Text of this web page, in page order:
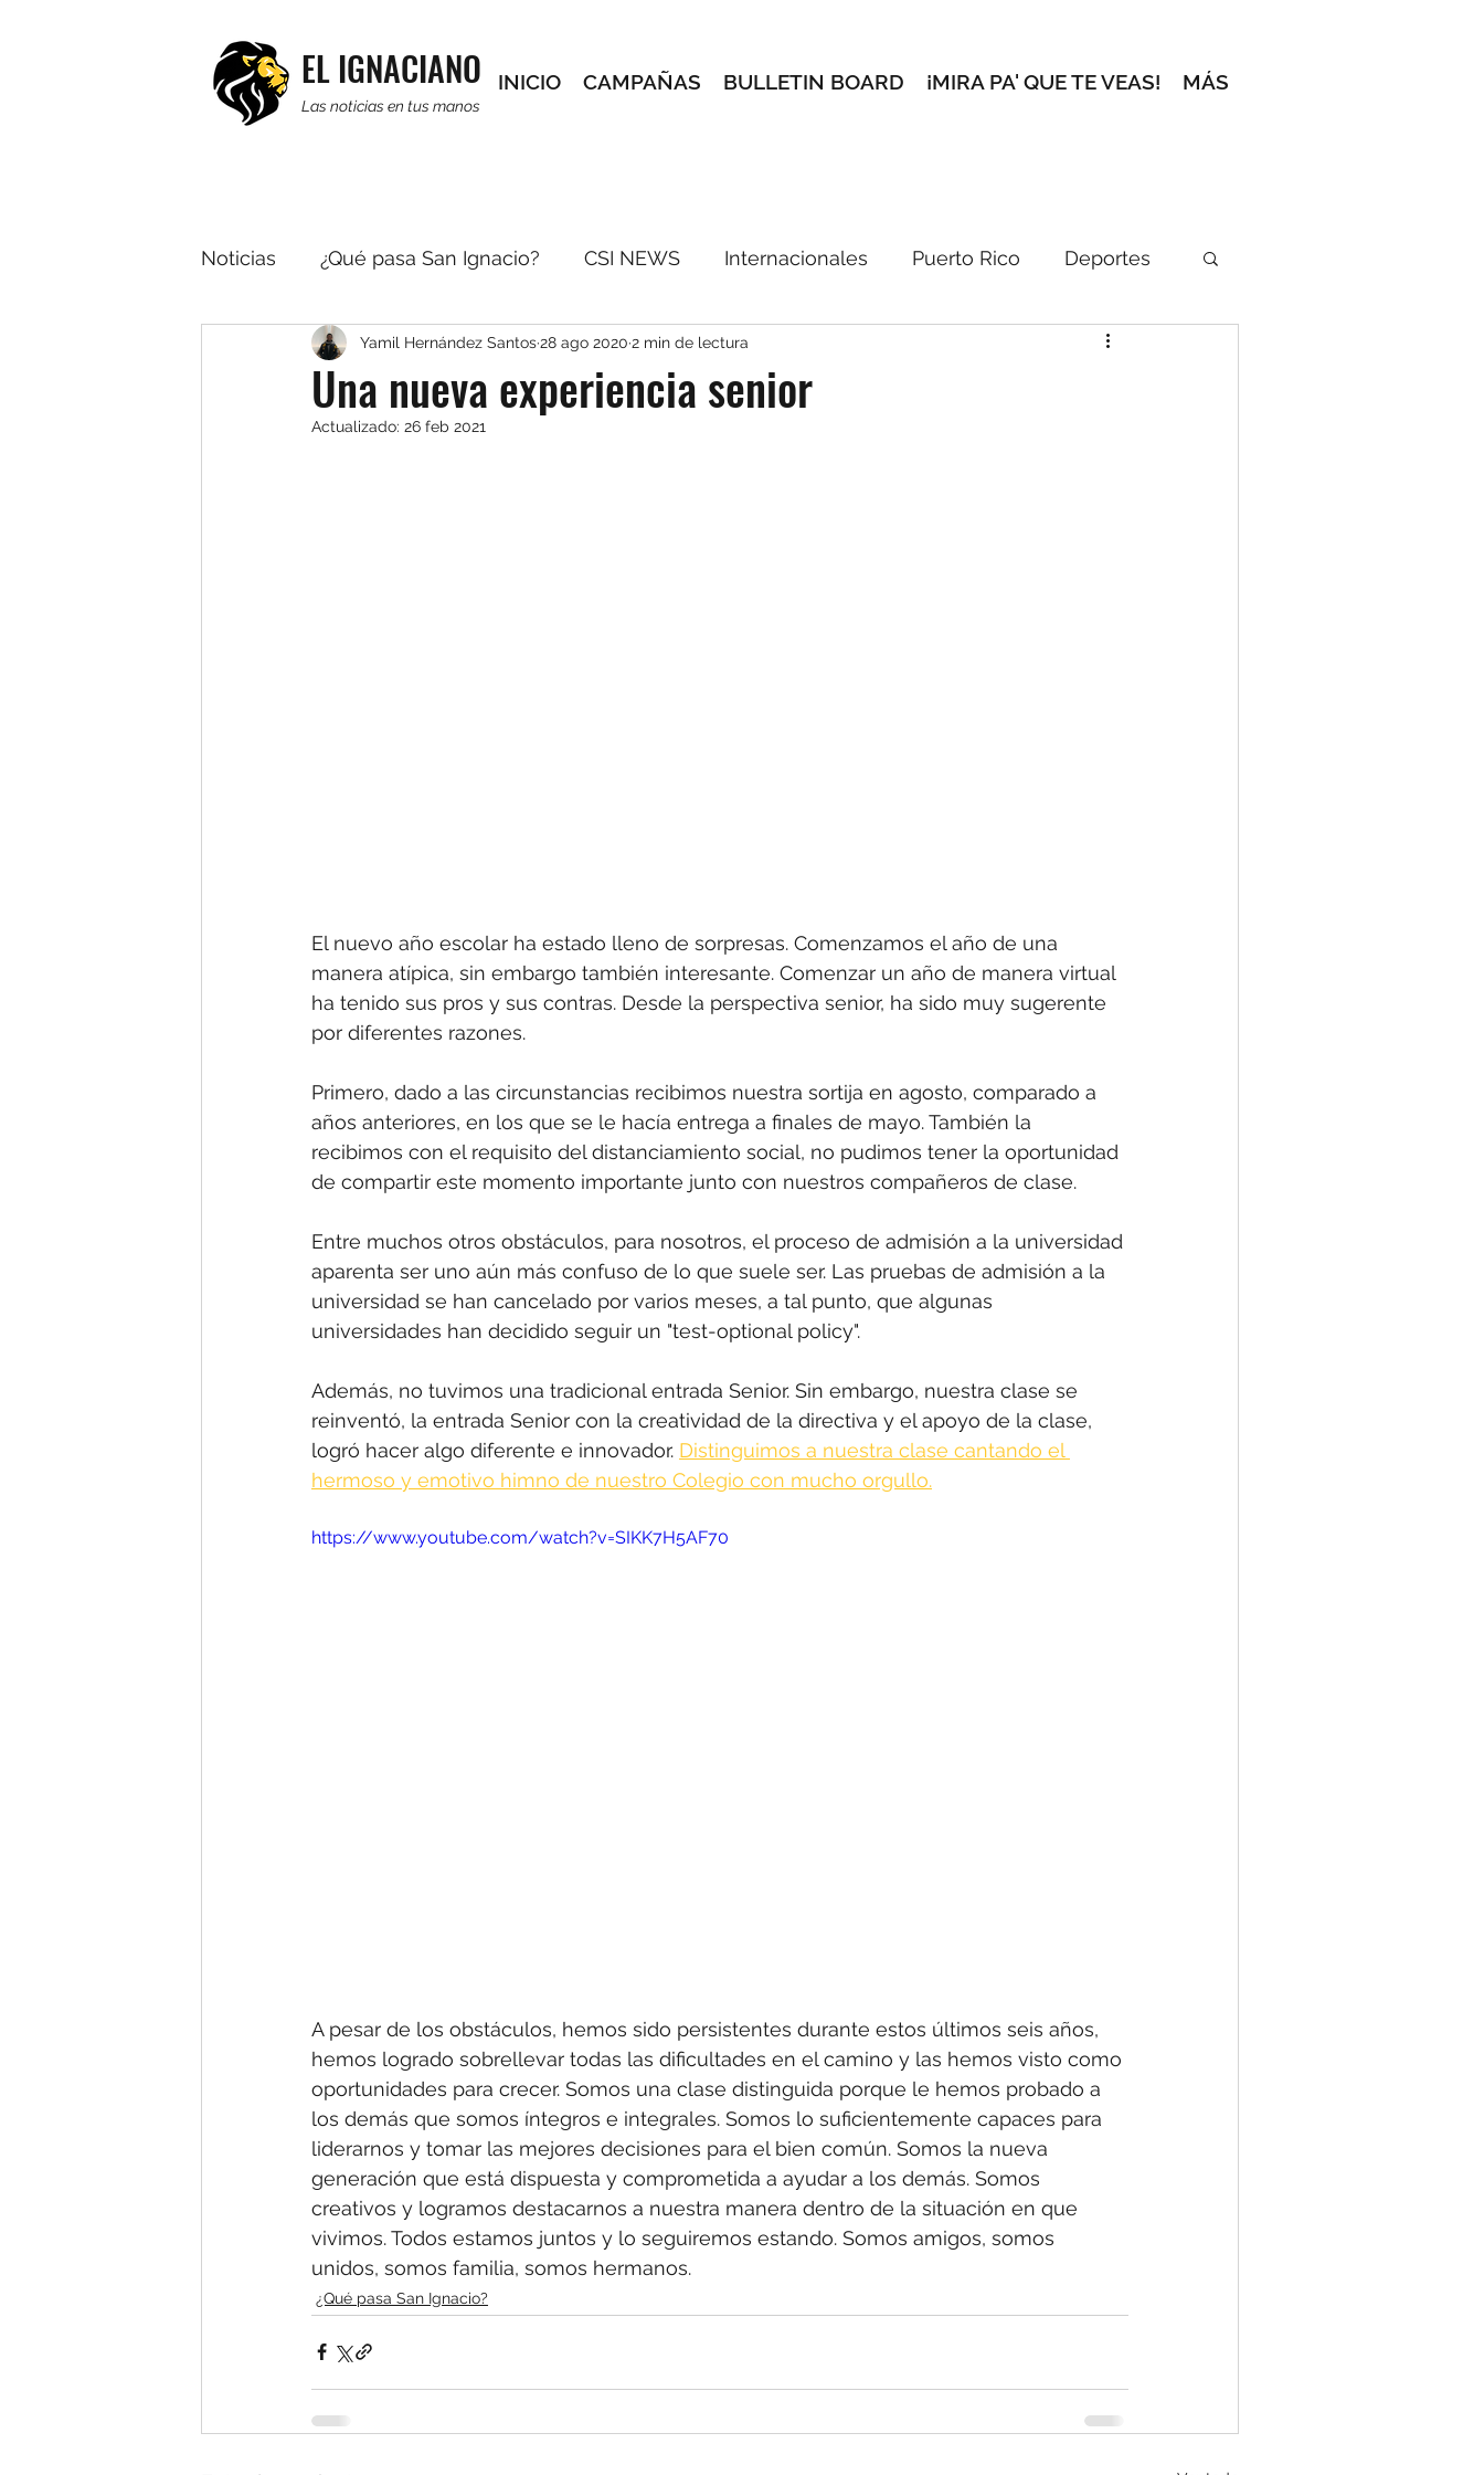
EL IGNACIANO
Las noticias en tus manos
INICIO CAMPAÑAS BULLETIN BOARD ¡MIRA PA' QUE TE VEAS! MÁS
Noticias ¿Qué pasa San Ignacio? CSI NEWS Internacionales Puerto Rico Deportes
Religión Editorial Rincón Creativo Conoce a tus maestros Selección del Editor
Multimedia Noticias breves
Una nueva experiencia senior
Yamil Hernández Santos28 ago 2020 2 min de lectura
Actualizado: 26 feb 2021
El nuevo año escolar ha estado lleno de sorpresas. Comenzamos el año de una
manera atípica, sin embargo también interesante. Comenzar un año de manera virtual
ha tenido sus pros y sus contras. Desde la perspectiva senior, ha sido muy sugerente
por diferentes razones.
Primero, dado a las circunstancias recibimos nuestra sortija en agosto, comparado a
años anteriores, en los que se le hacía entrega a finales de mayo. También la
recibimos con el requisito del distanciamiento social, no pudimos tener la oportunidad
de compartir este momento importante junto con nuestros compañeros de clase.
Entre muchos otros obstáculos, para nosotros, el proceso de admisión a la universidad
aparenta ser uno aún más confuso de lo que suele ser. Las pruebas de admisión a la
universidad se han cancelado por varios meses, a tal punto, que algunas
universidades han decidido seguir un "test-optional policy".
Además, no tuvimos una tradicional entrada Senior. Sin embargo, nuestra clase se
reinventó, la entrada Senior con la creatividad de la directiva y el apoyo de la clase,
logró hacer algo diferente e innovador. Distinguimos a nuestra clase cantando el
hermoso y emotivo himno de nuestro Colegio con mucho orgullo.
https://www.youtube.com/watch?v=SIKK7H5AF70
A pesar de los obstáculos, hemos sido persistentes durante estos últimos seis años,
hemos logrado sobrellevar todas las dificultades en el camino y las hemos visto como
oportunidades para crecer. Somos una clase distinguida porque le hemos probado a
los demás que somos íntegros e integrales. Somos lo suficientemente capaces para
liderarnos y tomar las mejores decisiones para el bien común. Somos la nueva
generación que está dispuesta y comprometida a ayudar a los demás. Somos
creativos y logramos destacarnos a nuestra manera dentro de la situación en que
vivimos. Todos estamos juntos y lo seguiremos estando. Somos amigos, somos
unidos, somos familia, somos hermanos.
¿Qué pasa San Ignacio?